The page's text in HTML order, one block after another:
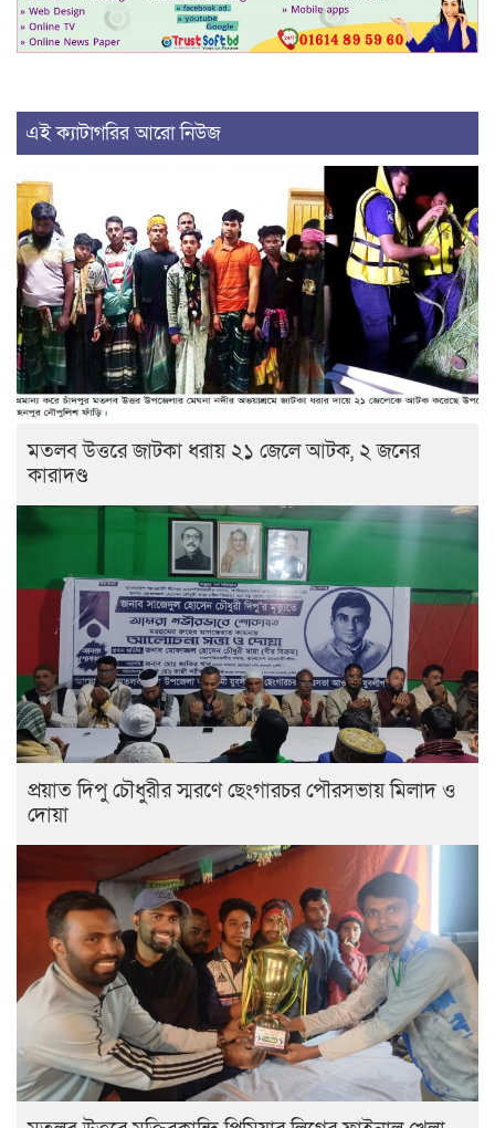
এই ক্যাটাগরির আরো নিউজ
মতলব উত্তরে জাটকা ধরায় ২১ জেলে আটক, ২ জনের
কারাদণ্ড
প্রয়াত দিপু চৌধুরীর স্মরণে ছেংগারচর পৌরসভায় মিলাদ ও
দোয়া